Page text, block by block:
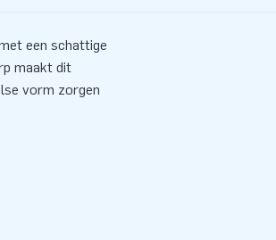
een schattige
maakt dit
vorm zorgen